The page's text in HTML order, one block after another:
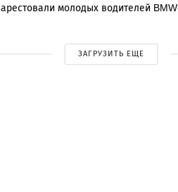
арестовали молодых водителей BMW
ЗАГРУЗИТЬ ЕЩЕ